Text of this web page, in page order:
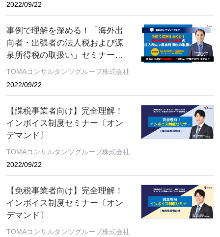
2022/09/22
事例で理解を深める！「海外出
向者・出張者の法人税および源
泉所得税の取扱い」セミナー
〔オンデマンド〕
TOMAコンサルタンツグループ株式会社
2022/09/22
【課税事業者向け】完全理解！
インボイス制度セミナー〔オン
デマンド〕
TOMAコンサルタンツグループ株式会社
2022/09/22
【免税事業者向け】完全理解！
インボイス制度セミナー〔オン
デマンド〕
TOMAコンサルタンツグループ株式会社